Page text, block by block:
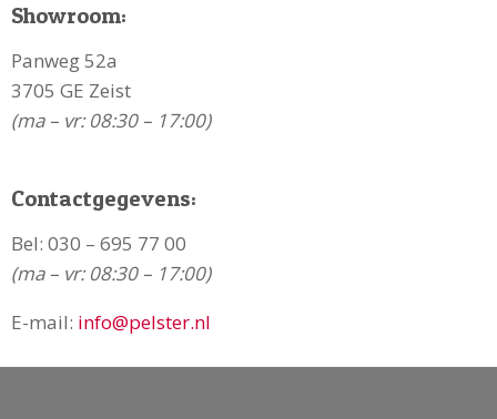
Showroom:
Panweg 52a
3705 GE Zeist
(ma – vr: 08:30 – 17:00)
Contactgegevens:
Bel: 030 – 695 77 00
(ma – vr: 08:30 – 17:00)
E-mail: info@pelster.nl